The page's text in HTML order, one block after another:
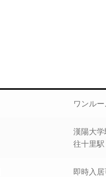
ワンルー
漢陽大学
往十里駅
即時入